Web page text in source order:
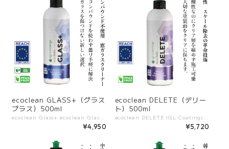
ecoclean GLASS+（グラス
プラス）500ml
¥4,950
ecoclean DELETE（デリー
ト）500ml
¥5,720